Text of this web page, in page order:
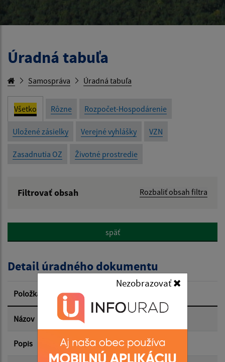
Nezobrazovať
Úradná tabuľa
Samospráva Úradná tabuľa
Všetko Rôzne Rozpočet-Hospodárenie
Uložené zásielky Verejné vyhlášky VZN
Zasadnutia OZ Životné prostredie
Filtrovať obsah Rozbaliť obsah filtra
Popis:
Dátum zverejnenia od:
Dátum zverejnenia do:
Filtrovať Reset
späť
Detail úradného dokumentu
Položka Informácia
Názov
Popis